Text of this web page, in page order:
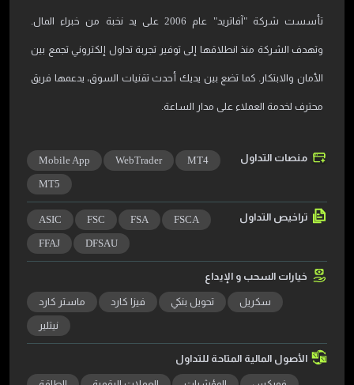
تأسست شركة "آفاتريد" عام 2006 على يد نخبة من خبراء المال.
وتهدف الشركة منذ انطلاقها إلى توفير تجربة تداول إلكتروني تجمع بين
الأمان والابتكار. كما تضع بين يديك أحدث تقنيات السوق، يدعمها فريق
محترف لخدمة العملاء على مدار الساعة.
منصات التداول MT4
WebTrader
Mobile App
MT5
تراخيص التداول FSCA
FSA
FSC
ASIC
DFSAU
FFAJ
خيارات السحب و الإيداع
سكريل تحويل بنكي فيزا كارد
ماستر كارد
نيتلير
الأصول المالية المتاحة للتداول